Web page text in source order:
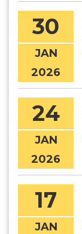
30
JAN
2026
24
JAN
2026
17
JAN